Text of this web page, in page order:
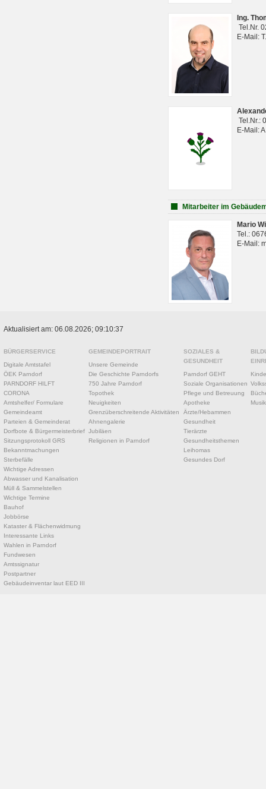
Ing.
Tel.Nr.
E-Mail:
Tel.Nr.:
E-Mail:
Mitarbeiter im
Mario
Tel.:
E-Mail:
Aktualisiert am: 06.08.2026; 09:10:37
BÜRGERSERVICE
Digitale Amtstafel
ÖEK Parndorf
PARNDORF HILFT
CORONA
Amtshelfer/ Formulare
Gemeindeamt
Parteien & Gemeinderat
Dorfbote & Bürgermeisterbrief
Sitzungsprotokoll GRS
Bekanntmachungen
Sterbefälle
Wichtige Adressen
Abwasser und Kanalisation
Müll & Sammelstellen
Wichtige Termine
Bauhof
Jobbörse
Kataster & Flächenwidmung
Interessante Links
Wahlen in Parndorf
Fundwesen
Amtssignatur
Postpartner
Gebäudeinventar laut EED III
GEMEINDEPORTRAIT
Unsere Gemeinde
Die Geschichte Parndorfs
750 Jahre Parndorf
Topothek
Neuigkeiten
Grenzüberschreitende Aktivitäten
Ahnengalerie
Jubiläen
Religionen in Parndorf
SOZIALES &
GESUNDHEIT
Parndorf GEHT
Soziale Organisationen
Pflege und Betreuung
Apotheke
Ärzte/Hebammen
Gesundheit
Tierärzte
Gesundheitsthemen
Leihomas
Gesundes Dorf